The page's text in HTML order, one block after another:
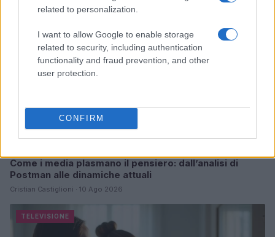
related to personalization.
I want to allow Google to enable storage
related to security, including authentication
functionality and fraud prevention, and other
user protection.
CONFIRM
Come i media plasmano il pensiero: dall’analisi di
Postman alle dinamiche attuali
Cristian Castiglioni · 10 Ago 2026
TELEVISIONE